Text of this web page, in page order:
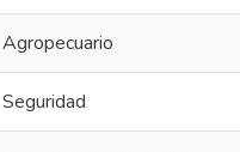
Agropecuario
Seguridad